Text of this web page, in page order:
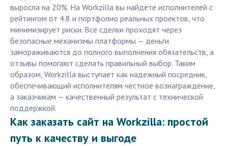
выросла на 20%. На Workzilla вы найдете исполнителей с
рейтингом от 4.8 и портфолио реальных проектов, что
минимизирует риски. Все сделки проходят через
безопасные механизмы платформы — деньги
замораживаются до полного выполнения обязательств, а
отзывы помогают сделать правильный выбор. Таким
образом, Workzilla выступает как надежный посредник,
обеспечивающий исполнителям честное вознаграждение,
а заказчикам — качественный результат с технической
поддержкой.
Как заказать сайт на Workzilla: простой
путь к качеству и выгоде